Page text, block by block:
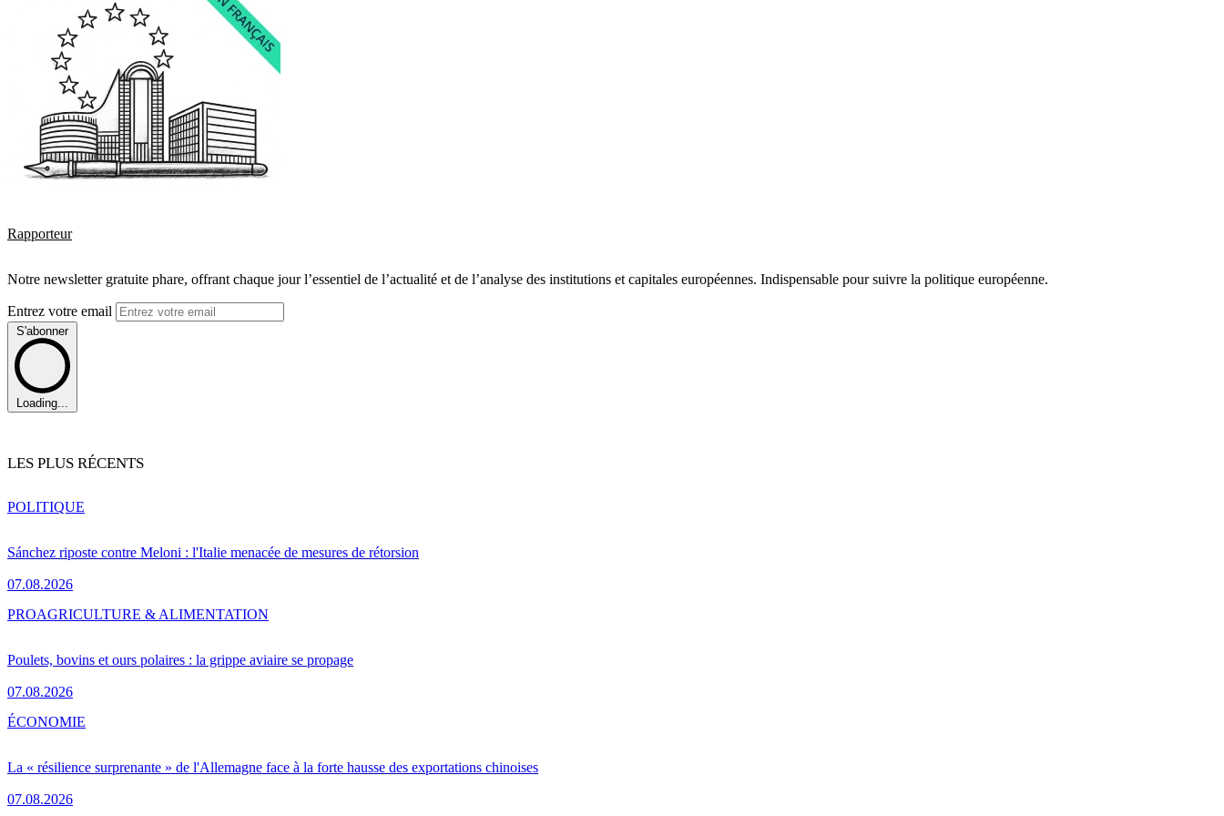
Rapporteur
Notre newsletter gratuite phare, offrant chaque jour l’essentiel de l’actualité et de l’analyse des institutions et capitales européennes. Indispensable pour suivre la politique européenne.
Entrez votre email
S'abonner
Loading...
LES PLUS RÉCENTS
Sánchez riposte contre Meloni : l'Italie menacée de mesures de rétorsion
07.08.2026
POLITIQUE
Poulets, bovins et ours polaires : la grippe aviaire se propage
07.08.2026
PROAGRICULTURE & ALIMENTATION
La « résilience surprenante » de l'Allemagne face à la forte hausse des exportations chinoises
07.08.2026
ÉCONOMIE